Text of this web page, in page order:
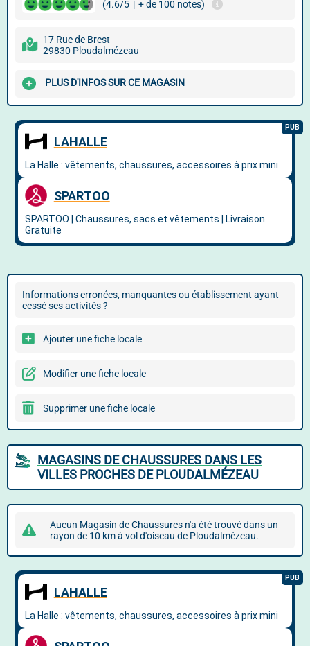
(4.6/5 | + de 100 notes)
17 Rue de Brest
29830 Ploudalmézeau
PLUS D'INFOS SUR CE MAGASIN
Informations erronées, manquantes ou établissement ayant
cessé ses activités ?
Ajouter une fiche locale
Modifier une fiche locale
Supprimer une fiche locale
MAGASINS DE CHAUSSURES DANS LES
VILLES PROCHES DE PLOUDALMÉZEAU
Aucun Magasin de Chaussures n'a été trouvé dans un
rayon de 10 km à vol d'oiseau de Ploudalmézeau.